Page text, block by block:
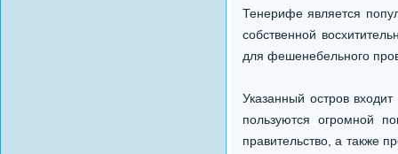
Тенерифе является
собственной
для фешенебельного
Указанный остров
пользуются огромной
правительство, а также